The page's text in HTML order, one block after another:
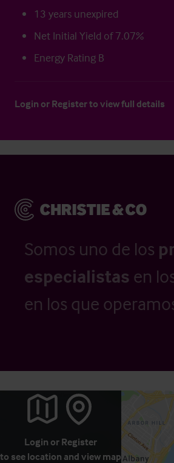
13 years unexpired
Net Initial Yield of 7.07%
Energy Rating B
Login or Registerto view full details
Somos uno de los
especialistas en
en los que
Login or Register
to see location and view map